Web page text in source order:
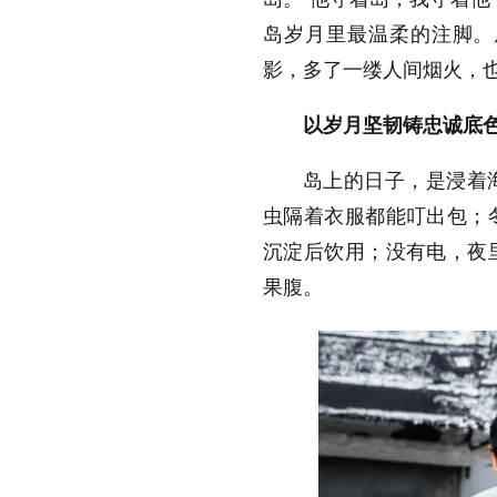
岛岁月里最温柔的注脚
影，多了一缕人间烟火，
以岁月坚韧铸忠诚底
岛上的日子，是浸着
虫隔着衣服都能叮出包
沉淀后饮用；没有电，夜
果腹。